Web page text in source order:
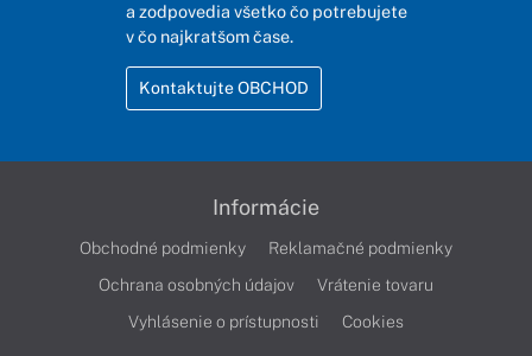
a zodpovedia všetko čo potrebujete
v čo najkratšom čase.
Kontaktujte OBCHOD
Informácie
Obchodné podmienky
Reklamačné podmienky
Ochrana osobných údajov
Vrátenie tovaru
Vyhlásenie o prístupnosti
Cookies